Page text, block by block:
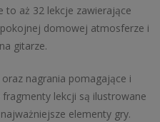
to aż 32 lekcje zawierające
domowej atmosferze i
gitarze.
nagrania pomagające i
fragmenty lekcji są ilustrowane
elementy gry.